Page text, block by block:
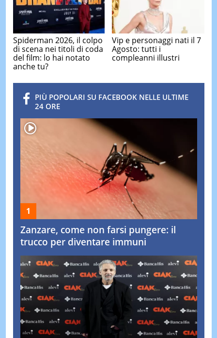
Spiderman 2026, il colpo
di scena nei titoli di coda
del film: lo hai notato
anche tu?
Vip e personaggi nati il 7
Agosto: tutti i
compleanni illustri
PIÙ POPOLARI SU FACEBOOK NELLE ULTIME
24 ORE
Zanzare, come non farsi pungere: il
trucco per diventare immuni